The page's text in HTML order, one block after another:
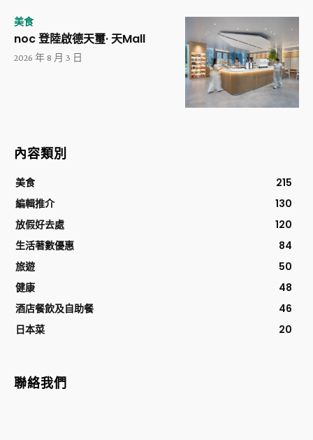
美食
noc 登陸啟德天璽· 天Mall
2026 年 8 月 3 日
內容類別
美食
215
編輯推介
130
放假好去處
120
生活著數優惠
84
旅遊
50
健康
48
酒店餐飲及自助餐
46
日本菜
20
聯絡我們